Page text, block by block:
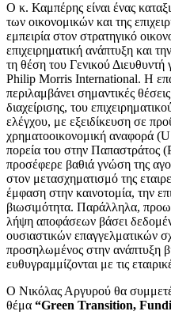
Ο κ. Καμπέρης είναι ένας
των οικονομικών και της
εμπειρία στον στρατηγικό
επιχειρηματική ανάπτυξη και
τη θέση του Γενικού
Philip Morris International. Η
περιλαμβάνει σημαντικές
διαχείρισης, του
ελέγχου, με εξειδίκευση σε
χρηματοοικονομική αναφορά
πορεία του στην Παπαστράτος
προσέφερε βαθιά γνώση της
στον μετασχηματισμό της
έμφαση στην καινοτομία, την
βιωσιμότητα. Παράλληλα,
λήψη αποφάσεων βάσει
ουσιαστικών επαγγελματικών
προσηλωμένος στην ανάπτυξη
ευθυγραμμίζονται με τις
Ο Νικόλας Αργυρού θα
θέμα “Green Transition,